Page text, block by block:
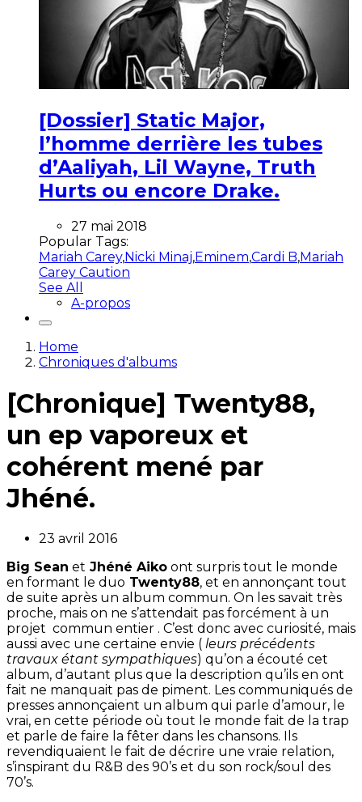
[Dossier] Static Major,
l’homme derrière les tubes
d’Aaliyah, Lil Wayne, Truth
Hurts ou encore Drake.
27 mai 2018
Popular Tags:
Mariah Carey,Nicki Minaj,Eminem,Cardi B,Mariah
Carey Caution
See All
A-propos
Home
Chroniques d'albums
[Chronique] Twenty88,
un ep vaporeux et
cohérent mené par
Jhéné.
23 avril 2016
Big Sean et Jhéné Aiko ont surpris tout le monde
en formant le duo Twenty88, et en annonçant tout
de suite après un album commun. On les savait très
proche, mais on ne s’attendait pas forcément à un
projet commun entier . C’est donc avec curiosité, mais
aussi avec une certaine envie ( leurs précédents
travaux étant sympathiques) qu’on a écouté cet
album, d’autant plus que la description qu’ils en ont
fait ne manquait pas de piment. Les communiqués de
presses annonçaient un album qui parle d’amour, le
vrai, en cette période où tout le monde fait de la trap
et parle de faire la fêter dans les chansons. Ils
revendiquaient le fait de décrire une vraie relation,
s’inspirant du R&B des 90’s et du son rock/soul des
70’s.